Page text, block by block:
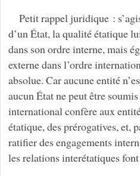
Petit rappel juridique :
d’un État, la qualité étatique
dans son ordre interne, mais
externe dans l’ordre
absolue. Car aucune entité
aucun État ne peut être
international confère aux
étatique, des prérogatives, et,
ratifier des engagements
les relations interétatiques